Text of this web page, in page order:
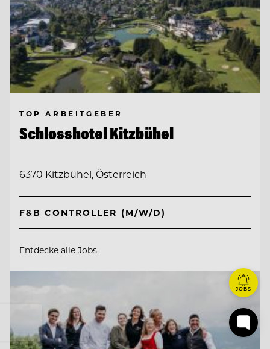
TOP ARBEITGEBER
Schlosshotel Kitzbühel
6370 Kitzbühel, Österreich
F&B CONTROLLER (M/W/D)
Entdecke alle Jobs
JOBS